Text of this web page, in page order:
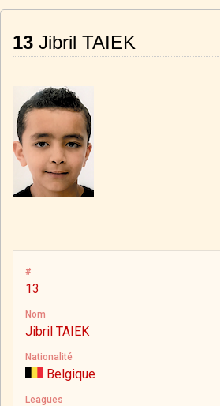
13 Jibril TAIEK
#
13
Nom
Jibril TAIEK
Nationalité
Belgique
Leagues